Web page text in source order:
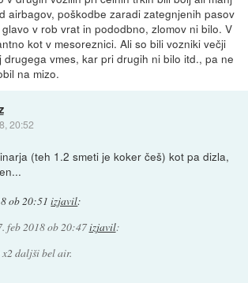
airbagov, poškodbe zaradi zategnjenih pasov
v rob vrat in pododbno, zlomov ni bilo. V
kot v mesoreznici. Ali so bili vozniki večji
drugega vmes, kar pri drugih ni bilo itd., pa ne
na mizo.
20:52
(teh 1.2 smeti je koker češ) kot pa dizla,
ob 20:51 izjavil:
feb 2018 ob 20:47izjavil:
daljši bel air.